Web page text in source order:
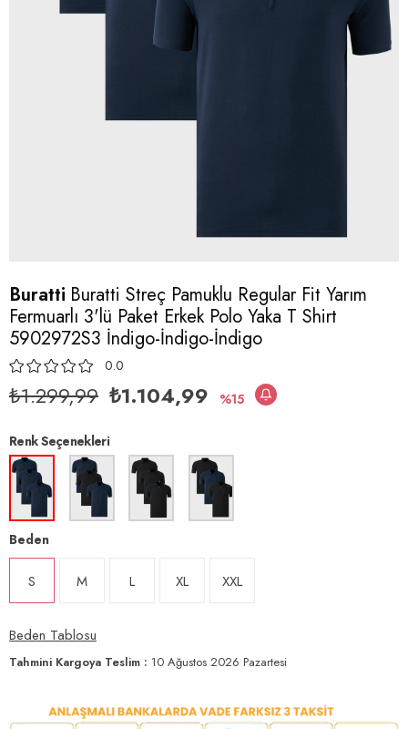
Buratti Buratti Streç Pamuklu Regular Fit Yarım
Fermuarlı 3'lü Paket Erkek Polo Yaka T Shirt
5902972S3 İndigo-İndigo-İndigo
0.0
₺1.299,99 ₺1.104,99 15
Renk Seçenekleri
Beden
S M L XL XXL
Beden Tablosu
Tahmini Kargoya Teslim : 10 Ağustos 2026 Pazartesi